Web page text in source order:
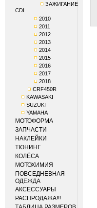
ЗАЖИГАНИЕ
CDI
2010
2011
2012
2013
2014
2015
2016
2017
2018
CRF450R
KAWASAKI
SUZUKI
YAMAHA
МОТОФОРМА
ЗАПЧАСТИ
НАКЛЕЙКИ
ТЮНИНГ
КОЛЁСА
МОТОХИМИЯ
ПОВСЕДНЕВНАЯ
ОДЕЖДА
АКСЕССУАРЫ
РАСПРОДАЖА!!!